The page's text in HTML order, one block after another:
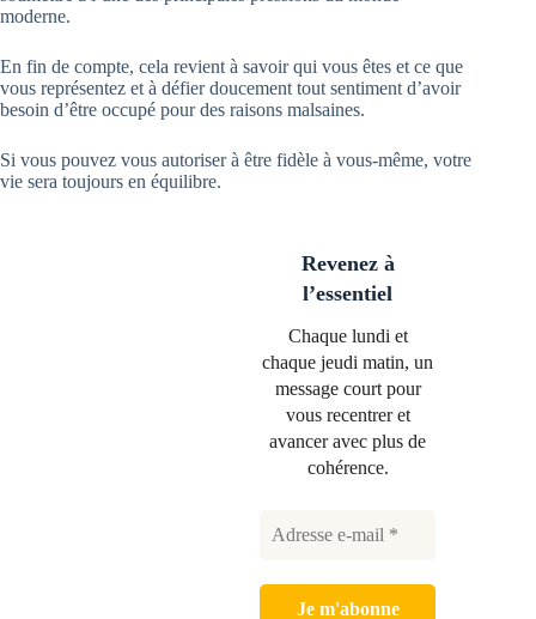
moderne.
En fin de compte, cela revient à savoir qui vous êtes et ce que
vous représentez et à défier doucement tout sentiment d’avoir
besoin d’être occupé pour des raisons malsaines.
Si vous pouvez vous autoriser à être fidèle à vous-même, votre
vie sera toujours en équilibre.
Revenez à
l’essentiel
Chaque lundi et
chaque jeudi matin, un
message court pour
vous recentrer et
avancer avec plus de
cohérence.